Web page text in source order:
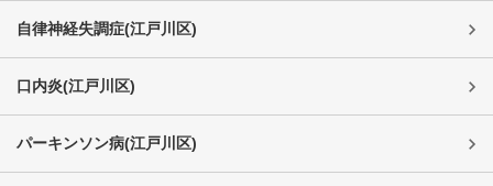
自律神経失調症(江戸川区)
口内炎(江戸川区)
パーキンソン病(江戸川区)